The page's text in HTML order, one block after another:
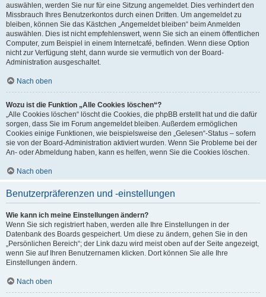
auswählen, werden Sie nur für eine Sitzung angemeldet. Dies verhindert den
Missbrauch Ihres Benutzerkontos durch einen Dritten. Um angemeldet zu
bleiben, können Sie das Kästchen „Angemeldet bleiben“ beim Anmelden
auswählen. Dies ist nicht empfehlenswert, wenn Sie sich an einem öffentlichen
Computer, zum Beispiel in einem Internetcafé, befinden. Wenn diese Option
nicht zur Verfügung steht, dann wurde sie vermutlich von der Board-
Administration ausgeschaltet.
Nach oben
Wozu ist die Funktion „Alle Cookies löschen“?
„Alle Cookies löschen“ löscht die Cookies, die phpBB erstellt hat und die dafür
sorgen, dass Sie im Forum angemeldet bleiben. Außerdem ermöglichen
Cookies einige Funktionen, wie beispielsweise den „Gelesen“-Status – sofern
sie von der Board-Administration aktiviert wurden. Wenn Sie Probleme bei der
An- oder Abmeldung haben, kann es helfen, wenn Sie die Cookies löschen.
Nach oben
Benutzerpräferenzen und -einstellungen
Wie kann ich meine Einstellungen ändern?
Wenn Sie sich registriert haben, werden alle Ihre Einstellungen in der
Datenbank des Boards gespeichert. Um diese zu ändern, gehen Sie in den
„Persönlichen Bereich“; der Link dazu wird meist oben auf der Seite angezeigt,
wenn Sie auf Ihren Benutzernamen klicken. Dort können Sie alle Ihre
Einstellungen ändern.
Nach oben